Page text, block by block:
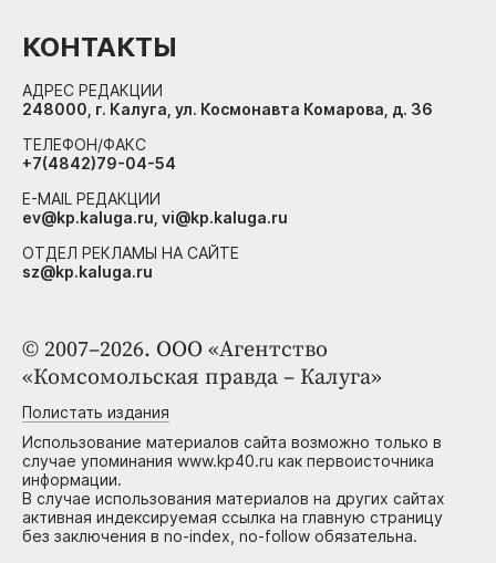
© 2007–2026. ООО «Агентство
«Комсомольская правда – Калуга»
Полистать издания
Использование материалов сайта возможно только в
случае упоминания www.kp40.ru как первоисточника
информации.
В случае использования материалов на других сайтах
активная индексируемая ссылка на главную страницу
без заключения в no-index, no-follow обязательна.
КОНТАКТЫ
АДРЕС РЕДАКЦИИ
248000, г. Калуга, ул. Космонавта Комарова, д. 36
ТЕЛЕФОН/ФАКС
+7(4842)79-04-54
E-MAIL РЕДАКЦИИ
ev@kp.kaluga.ru, vi@kp.kaluga.ru
ОТДЕЛ РЕКЛАМЫ НА САЙТЕ
sz@kp.kaluga.ru